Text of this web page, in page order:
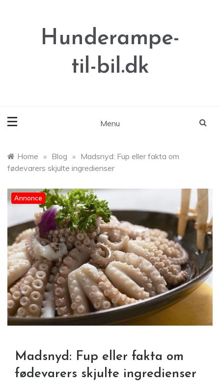
Hunderampe-
til-bil.dk
Menu
Home » Blog » Madsnyd: Fup eller fakta om
fødevarers skjulte ingredienser
Annonce
Madsnyd: Fup eller fakta om
fødevarers skjulte ingredienser